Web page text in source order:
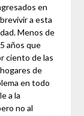
​​en
a esta
Menos de
años que
ciento de las
de
en todo
a la
no al